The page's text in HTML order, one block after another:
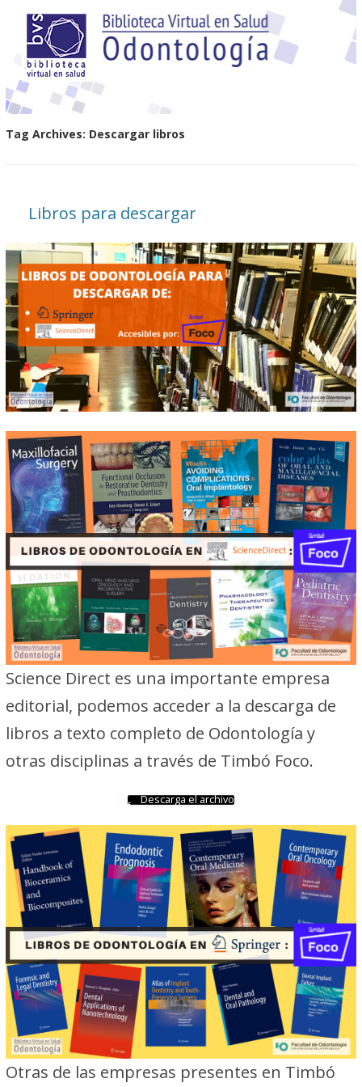
Tag Archives: Descargar libros
Libros para descargar
Science Direct es una importante empresa
editorial, podemos acceder a la descarga de
libros a texto completo de Odontología y
otras disciplinas a través de Timbó Foco.
Descarga el archivo
Otras de las empresas presentes en Timbó